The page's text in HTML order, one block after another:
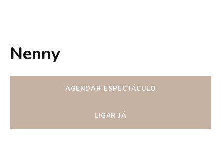
Nenny
AGENDAR ESPECTÁCULO
LIGAR JÁ